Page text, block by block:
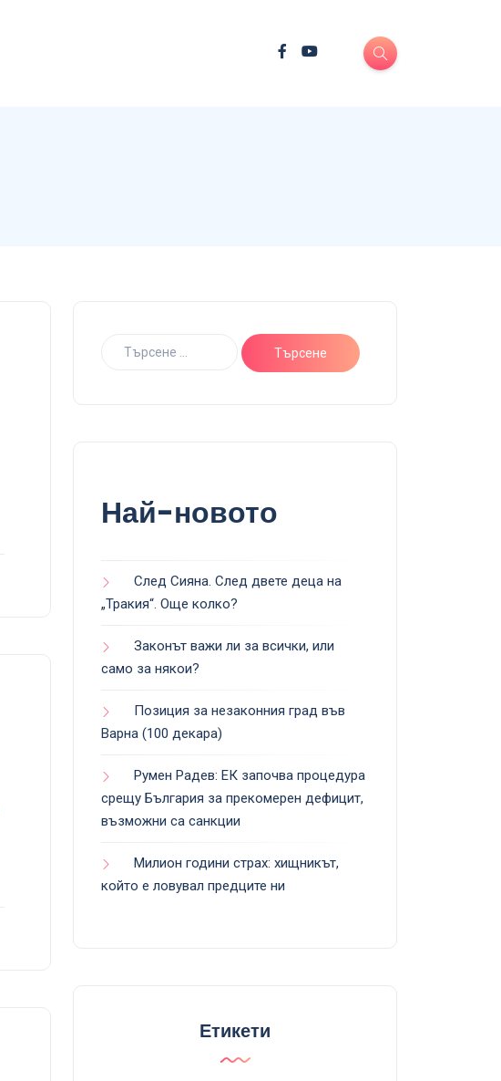
Най-новото
След Сияна. След двете деца на
„Тракия“. Още колко?
Законът важи ли за всички, или
само за някои?
Позиция за незаконния град във
Варна (100 декара)
Румен Радев: ЕК започва процедура
срещу България за прекомерен дефицит,
възможни са санкции
Милион години страх: хищникът,
който е ловувал предците ни
Етикети